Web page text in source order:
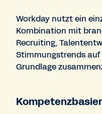
Workday nutzt ein
Kombination mit
Recruiting,
Stimmungstrends
Grundlage